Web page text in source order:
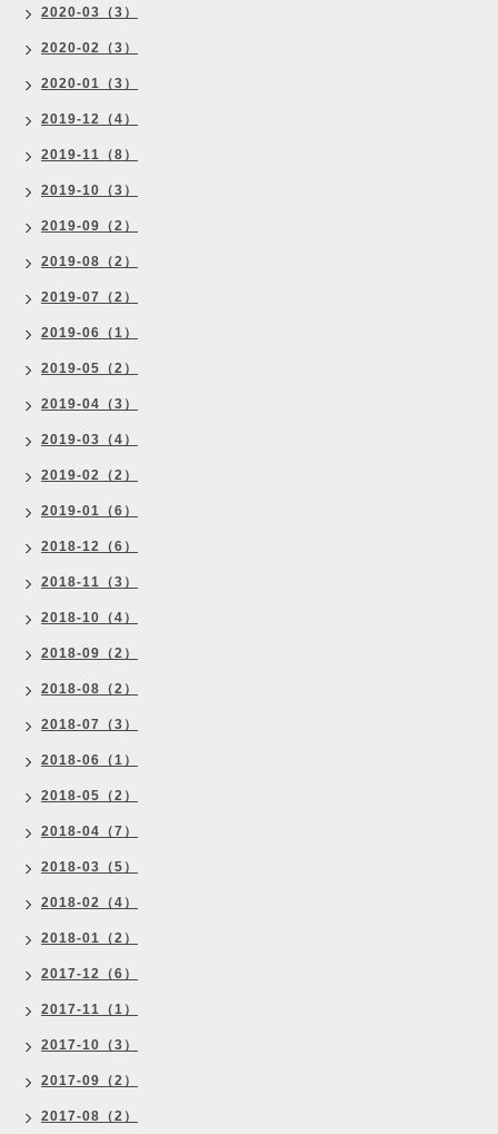
2020-03（3）
2020-02（3）
2020-01（3）
2019-12（4）
2019-11（8）
2019-10（3）
2019-09（2）
2019-08（2）
2019-07（2）
2019-06（1）
2019-05（2）
2019-04（3）
2019-03（4）
2019-02（2）
2019-01（6）
2018-12（6）
2018-11（3）
2018-10（4）
2018-09（2）
2018-08（2）
2018-07（3）
2018-06（1）
2018-05（2）
2018-04（7）
2018-03（5）
2018-02（4）
2018-01（2）
2017-12（6）
2017-11（1）
2017-10（3）
2017-09（2）
2017-08（2）